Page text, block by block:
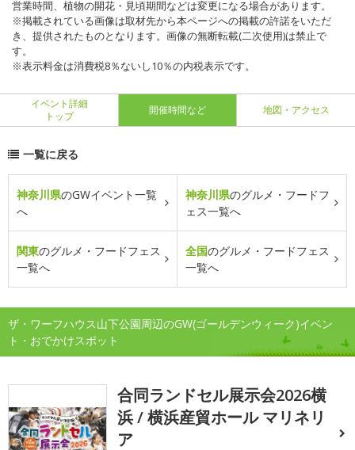
営業時間、植物の開花・見頃期間などは変更になる場合があります。
※掲載されている画像は取材先から本ページへの掲載の許諾をいただ
き、提供されたものとなります。画像の無断転載(二次使用)は禁止で
す。
※表示料金は消費税8％ないし10％の内税表示です。
イベント詳細
トップ
開催時間など 地図・アクセス
一覧に戻る
神奈川県のGWイベント一覧
へ
神奈川県のグルメ・フードフ
ェス一覧へ
関東のグルメ・フードフェス
一覧へ
全国のグルメ・フードフェス
一覧へ
ザ・ワーフハウス山下公園周辺のGW(ゴールデンウィーク)イベン
ト・おでかけスポット
合同ランドセル展示会2026横
浜 / 横浜産貿ホール マリネリ
ア